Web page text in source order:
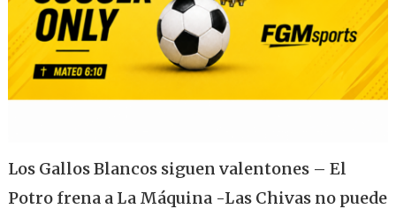
Los Gallos Blancos siguen valentones – El
Potro frena a La Máquina -Las Chivas no puede